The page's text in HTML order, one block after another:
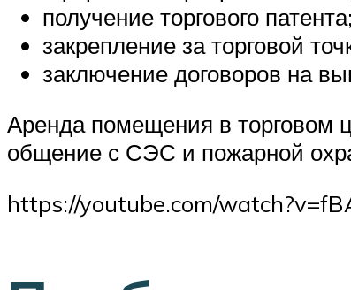
получение торгового патента;
закрепление за торговой
заключение договоров на
Аренда помещения в торговом
общение с СЭС и пожарной
https://youtube.com/